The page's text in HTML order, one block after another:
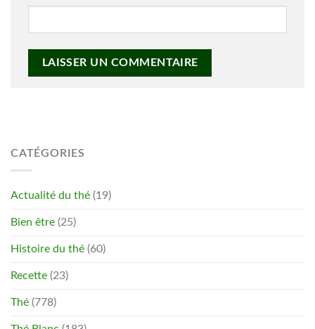
CATÉGORIES
Actualité du thé (19)
Bien être (25)
Histoire du thé (60)
Recette (23)
Thé (778)